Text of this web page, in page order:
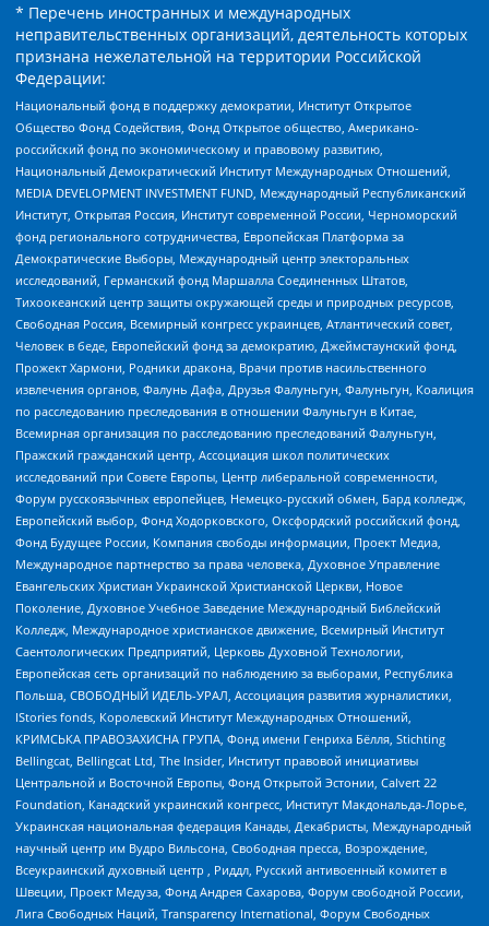
* Перечень иностранных и международных
неправительственных организаций, деятельность которых
признана нежелательной на территории Российской
Федерации:
Национальный фонд в поддержку демократии, Институт Открытое
Общество Фонд Содействия, Фонд Открытое общество, Американо-
российский фонд по экономическому и правовому развитию,
Национальный Демократический Институт Международных Отношений,
MEDIA DEVELOPMENT INVESTMENT FUND, Международный Республиканский
Институт, Открытая Россия, Институт современной России, Черноморский
фонд регионального сотрудничества, Европейская Платформа за
Демократические Выборы, Международный центр электоральных
исследований, Германский фонд Маршалла Соединенных Штатов,
Тихоокеанский центр защиты окружающей среды и природных ресурсов,
Свободная Россия, Всемирный конгресс украинцев, Атлантический совет,
Человек в беде, Европейский фонд за демократию, Джеймстаунский фонд,
Прожект Хармони, Родники дракона, Врачи против насильственного
извлечения органов, Фалунь Дафа, Друзья Фалуньгун, Фалуньгун, Коалиция
по расследованию преследования в отношении Фалуньгун в Китае,
Всемирная организация по расследованию преследований Фалуньгун,
Пражский гражданский центр, Ассоциация школ политических
исследований при Совете Европы, Центр либеральной современности,
Форум русскоязычных европейцев, Немецко-русский обмен, Бард колледж,
Европейский выбор, Фонд Ходорковского, Оксфордский российский фонд,
Фонд Будущее России, Компания свободы информации, Проект Медиа,
Международное партнерство за права человека, Духовное Управление
Евангельских Христиан Украинской Христианской Церкви, Новое
Поколение, Духовное Учебное Заведение Международный Библейский
Колледж, Международное христианское движение, Всемирный Институт
Саентологических Предприятий, Церковь Духовной Технологии,
Европейская сеть организаций по наблюдению за выборами, Республика
Польша, СВОБОДНЫЙ ИДЕЛЬ-УРАЛ, Ассоциация развития журналистики,
IStories fonds, Королевский Институт Международных Отношений,
КРИМСЬКА ПРАВОЗАХИСНА ГРУПА, Фонд имени Генриха Бёлля, Stichting
Bellingcat, Bellingcat Ltd, The Insider, Институт правовой инициативы
Центральной и Восточной Европы, Фонд Открытой Эстонии, Calvert 22
Foundation, Канадский украинский конгресс, Институт Макдональда-Лорье,
Украинская национальная федерация Канады, Декабристы, Международный
научный центр им Вудро Вильсона, Свободная пресса, Возрождение,
Всеукраинский духовный центр , Риддл, Русский антивоенный комитет в
Швеции, Проект Медуза, Фонд Андрея Сахарова, Форум свободной России,
Лига Свободных Наций, Transparеncy International, Форум Свободных